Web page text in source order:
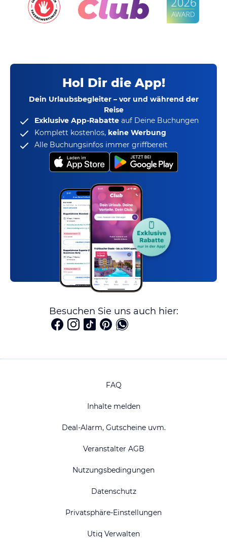
Hol Dir die App!
Dein Urlaubsbegleiter – vor und während der
Reise
Exklusive App-Rabatte auf Deine Buchungen
Komplett kostenlos, keine Werbung
Alle Buchungsinfos immer griffbereit
Besuchen Sie uns auch hier:
FAQ
Inhalte melden
Deal-Alarm, Gutscheine uvm.
Veranstalter AGB
Nutzungsbedingungen
Datenschutz
Privatsphäre-Einstellungen
Utiq Verwalten